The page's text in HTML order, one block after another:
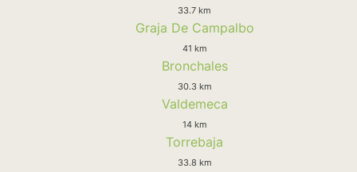
33.7 km
Graja De Campalbo
41 km
Bronchales
30.3 km
Valdemeca
14 km
Torrebaja
33.8 km